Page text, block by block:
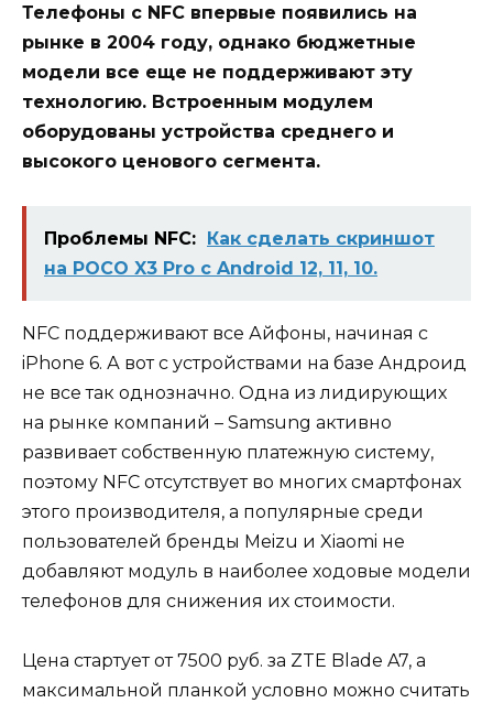
Телефоны с NFC впервые появились на
рынке в 2004 году, однако бюджетные
модели все еще не поддерживают эту
технологию. Встроенным модулем
оборудованы устройства среднего и
высокого ценового сегмента.
Проблемы NFC: Как сделать скриншот
на POCO X3 Pro с Android 12, 11, 10.
NFC поддерживают все Айфоны, начиная с
iPhone 6. А вот с устройствами на базе Андроид
не все так однозначно. Одна из лидирующих
на рынке компаний – Samsung активно
развивает собственную платежную систему,
поэтому NFC отсутствует во многих смартфонах
этого производителя, а популярные среди
пользователей бренды Meizu и Xiaomi не
добавляют модуль в наиболее ходовые модели
телефонов для снижения их стоимости.
Цена стартует от 7500 руб. за ZTE Blade A7, а
максимальной планкой условно можно считать